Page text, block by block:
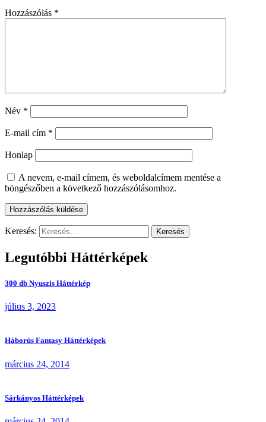
Hozzászólás *
Név *
E-mail cím *
Honlap
A nevem, e-mail címem, és weboldalcímem mentése a
böngészőben a következő hozzászólásomhoz.
Keresés:
Legutóbbi Háttérképek
300 db Nyuszis Háttérkép
július 3, 2023
Háborús Fantasy Háttérképek
március 24, 2014
Sárkányos Háttérképek